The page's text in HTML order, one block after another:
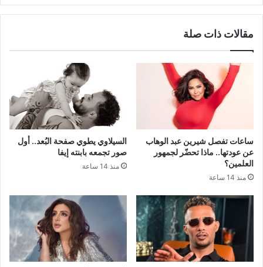
مقالات ذات صلة
ساعات تفصل شيرين عبد الوهاب
عن عودتها.. ماذا تحضّر لجمهور
العلمين؟
منذ 14 ساعة
السيلاوي يطوي صفحة البُعد.. أول
صور تجمعه بابنته إيفا
منذ 14 ساعة